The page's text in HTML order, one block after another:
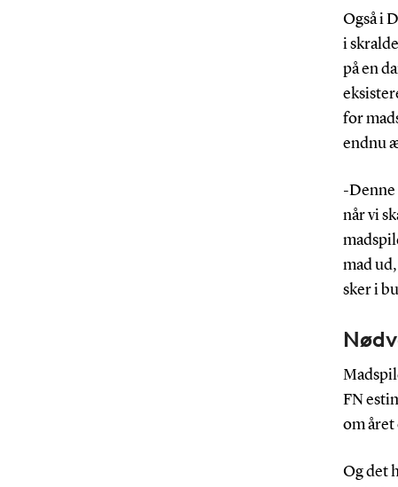
Også i
i
på en
for
endnu
-Denne
når vi
mad
sker i
FN
om året
Og det